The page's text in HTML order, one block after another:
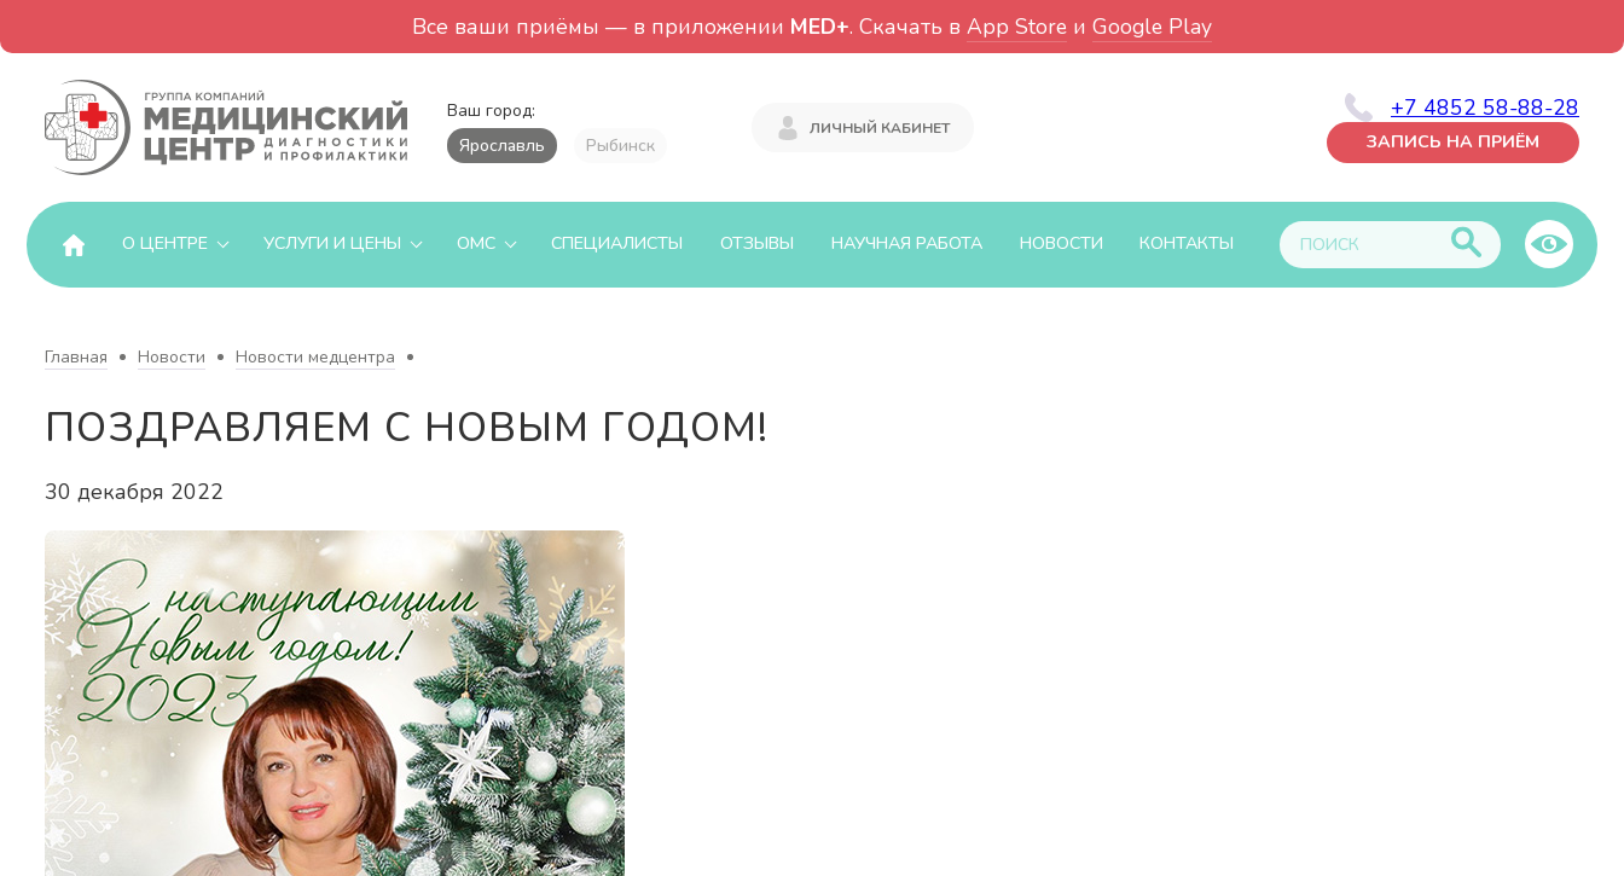
Все ваши приёмы — в приложении MED+. Скачать в App Store и Google Play
Ваш город:
Ярославль
Рыбинск
ЛИЧНЫЙ КАБИНЕТ
+7 4852 58-88-28
ЗАПИСЬ НА ПРИЁМ
О ЦЕНТРЕ УСЛУГИ И ЦЕНЫ ОМС СПЕЦИАЛИСТЫ ОТЗЫВЫ НАУЧНАЯ РАБОТА НОВОСТИ КОНТАКТЫ
Главная Новости Новости медцентра
ПОЗДРАВЛЯЕМ С НОВЫМ ГОДОМ!
30 декабря 2022